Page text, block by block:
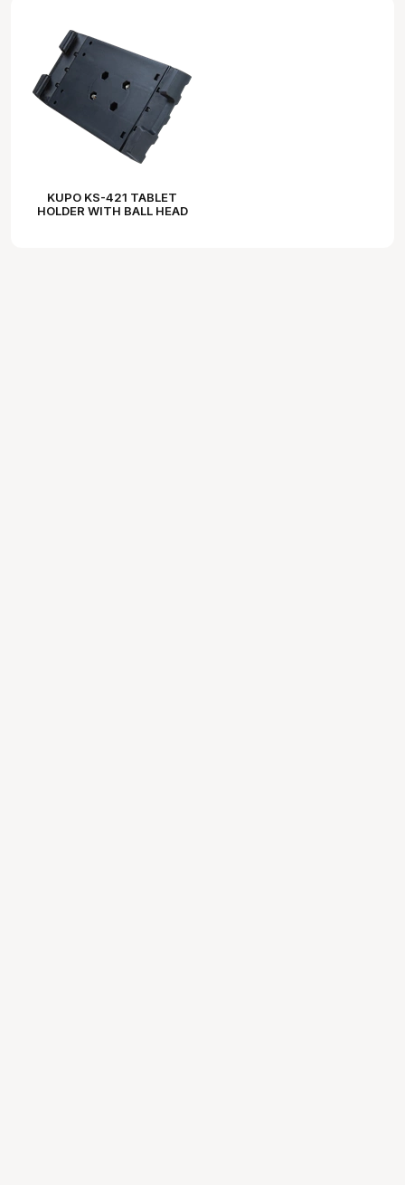
KUPO KS-421 TABLET
HOLDER WITH BALL HEAD